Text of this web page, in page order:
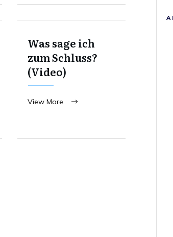
Was sage ich
zum Schluss?
(Video)
View More